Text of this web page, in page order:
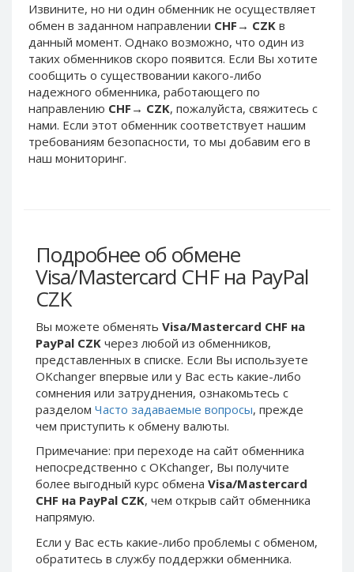
Извините, но ни один обменник не осуществляет
обмен в заданном направлении CHF → CZK в
данный момент. Однако возможно, что один из
таких обменников скоро появится. Если Вы хотите
сообщить о существовании какого-либо
надежного обменника, работающего по
направлению CHF → CZK, пожалуйста, свяжитесь с
нами. Если этот обменник соответствует нашим
требованиям безопасности, то мы добавим его в
наш мониторинг.
Подробнее об обмене
Visa/Mastercard CHF на PayPal
CZK
Вы можете обменять Visa/Mastercard CHF на
PayPal CZK через любой из обменников,
представленных в списке. Если Вы используете
OKchanger впервые или у Вас есть какие-либо
сомнения или затруднения, ознакомьтесь с
разделом Часто задаваемые вопросы, прежде
чем приступить к обмену валюты.
Примечание: при переходе на сайт обменника
непосредственно c OKchanger, Вы получите
более выгодный курс обмена Visa/Mastercard
CHF на PayPal CZK, чем открыв сайт обменника
напрямую.
Если у Вас есть какие-либо проблемы с обменом,
обратитесь в службу поддержки обменника.
PayPal CHF
PayPal MYR
Webmoney WMZ
Webmoney WMR
Webmoney WME
Webmoney WMU
Webmoney WMK
Skril EUR
Skril INR
Skril PLN
Skril GBP
Skril AUD
Skril NOK
Skril SEK
Paxum USD
Paxum EUR
Epay USD
Epay EUR
Phone Balance RUB
Phone Balance UAH
Phone Balance AMD
PayPal CHF
PayPal MYR
Webmoney WMZ
Webmoney WMR
Webmoney WME
Webmoney WMU
Webmoney WMK
Skril EUR
Skril INR
Skril GBP
Skril AUD
Skril NOK
Skril SEK
Paxum USD
Paxum EUR
Epay USD
Epay EUR
Phone Balance UAH
Phone Balance AMD